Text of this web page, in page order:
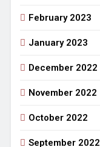
February 2023
January 2023
December 2022
November 2022
October 2022
September 2022